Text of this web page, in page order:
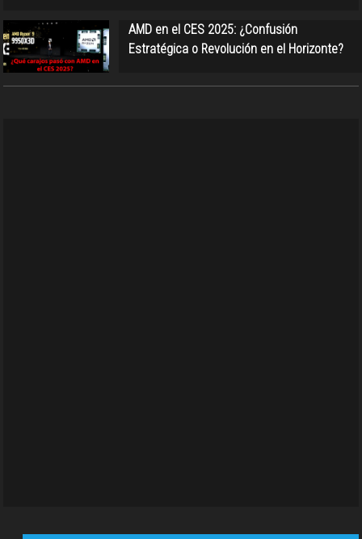
AMD en el CES 2025: ¿Confusión
Estratégica o Revolución en el Horizonte?